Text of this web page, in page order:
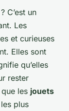
C’est un
Les
et curieuses
Elles sont
qu’elles
rester
les jouets
plus